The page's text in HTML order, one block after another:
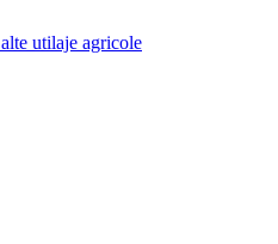
utilaje agricole